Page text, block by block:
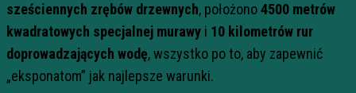
sześciennych zrębów drzewnych, położono4500 metrów
kwadratowych specjalnej murawy i 10 kilometrów rur
doprowadzających wodę, wszystko po to, aby zapewnić
„eksponatom” jak najlepsze warunki.